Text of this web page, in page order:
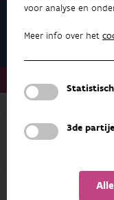
voor analyse en
Meer info over het
3de
Data &
ONDERZOEK &